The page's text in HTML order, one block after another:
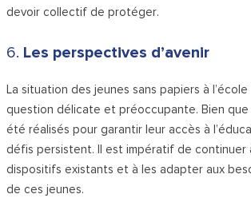
devoir collectif de protéger.
6. Les perspectives d’avenir
La situation des jeunes sans papiers à
question délicate et préoccupante. Bien
été réalisés pour garantir leur accès à
défis persistent. Il est impératif de continuer
dispositifs existants et à les adapter aux
de ces jeunes.